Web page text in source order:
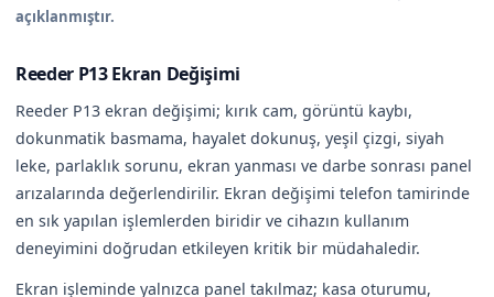
açıklanmıştır.
Reeder P13 Ekran Değişimi
Reeder P13 ekran değişimi; kırık cam, görüntü kaybı,
dokunmatik basmama, hayalet dokunuş, yeşil çizgi, siyah
leke, parlaklık sorunu, ekran yanması ve darbe sonrası panel
arızalarında değerlendirilir. Ekran değişimi telefon tamirinde
en sık yapılan işlemlerden biridir ve cihazın kullanım
deneyimini doğrudan etkileyen kritik bir müdahaledir.
Ekran işleminde yalnızca panel takılmaz; kasa oturumu,